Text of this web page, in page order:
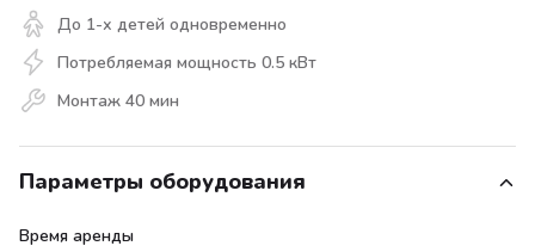
До 1-х детей одновременно
Потребляемая мощность 0.5 кВт
Монтаж 40 мин
Параметры оборудования
Время аренды